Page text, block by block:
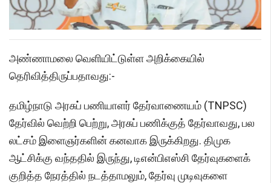
அண்ணாமலை வெளியிட்டுள்ள அறிக்கையில்
தெரிவித்திருப்பதாவது:-
தமிழ்நாடு அரசுப் பணியாளர் தேர்வாணையம் (TNPSC)
தேர்வில் வெற்றி பெற்று, அரசுப் பணிக்குத் தேர்வாவது, பல
லட்சம் இளைஞர்களின் கனவாக இருக்கிறது. திமுக
ஆட்சிக்கு வந்ததில் இருந்து, டிஎன்பிஎஸ்சி தேர்வுகளைக்
குறித்த நேரத்தில் நடத்தாமலும், தேர்வு முடிவுகளை